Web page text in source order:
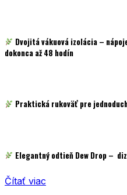
Dvojitá vákuová izolácia –
dokonca až 48 hodín
Praktická rukoväť pre
Elegantný odtieň Dew Drop –
Čítať viac